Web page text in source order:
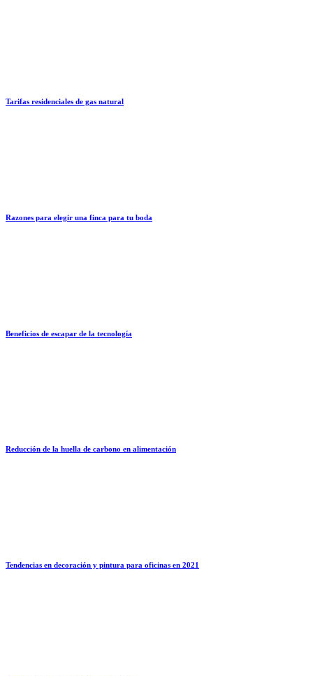
Tarifas residenciales de gas natural
Razones para elegir una finca para tu boda
Beneficios de escapar de la tecnología
Reducción de la huella de carbono en alimentación
Tendencias en decoración y pintura para oficinas en 2021